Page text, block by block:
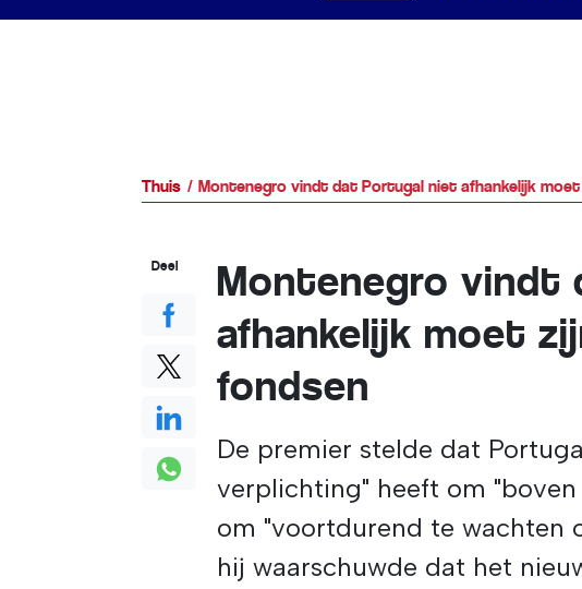
Thuis Montenegro vindt dat Portugal niet afhankelijk moet
Montenegro vindt
afhankelijk moet
fondsen
De premier stelde dat
verplichting" heeft om
om "voortdurend te wachten
hij waarschuwde dat het
Deel